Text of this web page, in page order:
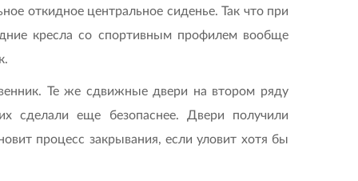
откидное центральное сиденье. Так что при
кресла со спортивным профилем вообще
Те же сдвижные двери на втором ряду
сделали еще безопаснее. Двери получили
процесс закрывания, если уловит хотя бы